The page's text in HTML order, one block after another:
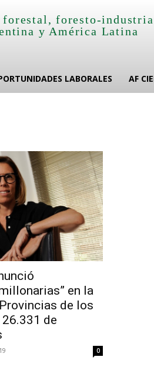
forestal, foresto-
y América Latina
LABORALES AF
en la
de los
de
0